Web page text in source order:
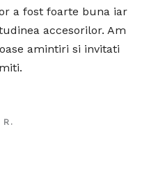
a fost foarte buna iar
accesorilor. Am
amintiri si invitati
R.